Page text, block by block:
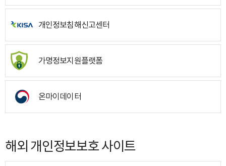
개인정보침해신고센터
가명정보지원플랫폼
온마이데이터
해외 개인정보보호 사이트